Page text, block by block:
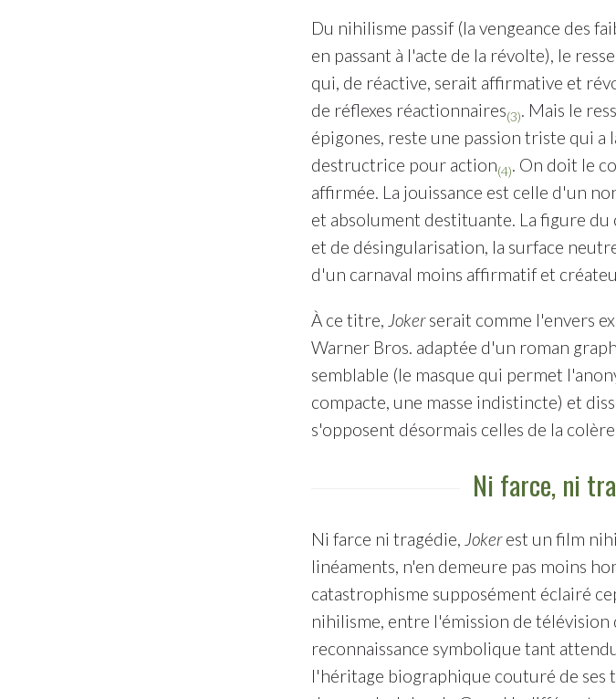
Du nihilisme passif (la vengeance des
en passant à l'acte de la révolte), le
qui, de réactive, serait affirmative et
de réflexes réactionnaires(3). Mais le
épigones, reste une passion triste qui
destructrice pour action(4). On doit le
affirmée. La jouissance est celle d'un
et absolument destituante. La figure
et de désingularisation, la surface
d'un carnaval moins affirmatif et
À ce titre, Jokerserait comme l'envers
Warner Bros. adaptée d'un roman
semblable (le masque qui permet
compacte, une masse indistincte) et
s'opposent désormais celles de la
Ni farce, ni
Ni farce ni tragédie, Jokerest un film
linéaments, n'en demeure pas moins
catastrophisme supposément éclairé
nihilisme, entre l'émission de
reconnaissance symbolique tant
l'héritage biographique couturé de ses